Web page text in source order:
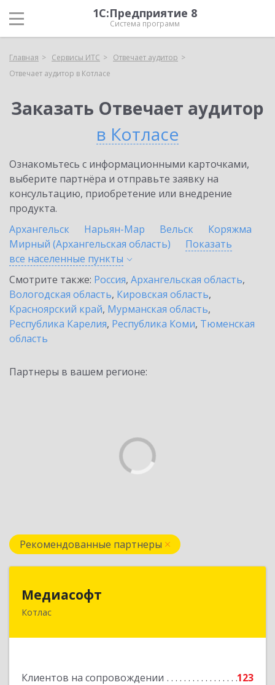
1С:Предприятие 8
Система программ
Главная Сервисы ИТС
Отвечает аудитор
Отвечает аудитор в Котласе
Заказать Отвечает аудитор
в Котласе
Ознакомьтесь с информационными карточками,
выберите партнёра и отправьте заявку на
консультацию, приобретение или внедрение
продукта.
Архангельск
Нарьян-Мар Вельск
Коряжма
Мирный (Архангельская область)
Показать
все населенные пункты
Смотрите также: Россия, Архангельская область,
Вологодская область, Кировская область,
Красноярский край, Мурманская область,
Республика Карелия, Республика Коми, Тюменская
область
Партнеры в вашем регионе:
Рекомендованные партнеры
Медиасофт
Котлас
Клиентов на сопровождении
123